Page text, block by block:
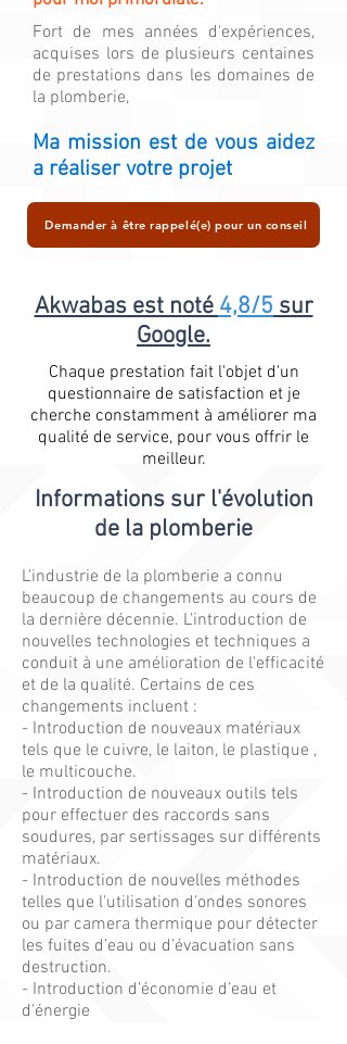
Fort de mes années d'expériences,
acquises lors de plusieurs centaines
de prestations dans les domaines de
la plomberie,
Ma mission est de vous aidez
a réaliser votre projet
Demander à être rappelé(e) pour un conseil
Akwabas est noté 4,8/5 sur
Google.
Chaque prestation fait l'objet d'un
questionnaire de satisfaction et je
cherche constamment à améliorer ma
qualité de service, pour vous offrir le
meilleur.
Informations sur l'évolution
de la plomberie
L'industrie de la plomberie a connu
beaucoup de changements au cours de
la dernière décennie. L'introduction de
nouvelles technologies et techniques a
conduit à une amélioration de l'efficacité
et de la qualité. Certains de ces
changements incluent :
- Introduction de nouveaux matériaux
tels que le cuivre, le laiton, le plastique ,
le multicouche.
- Introduction de nouveaux outils tels
pour effectuer des raccords sans
soudures, par sertissages sur différents
matériaux.
- Introduction de nouvelles méthodes
telles que l'utilisation d'ondes sonores
ou par camera thermique pour détecter
les fuites d’eau ou d’évacuation sans
destruction.
- Introduction d’économie d’eau et
d'énergie